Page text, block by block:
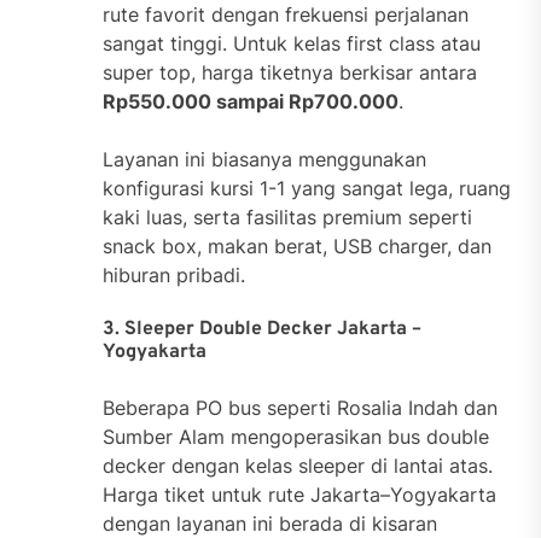
rute favorit dengan frekuensi perjalanan
sangat tinggi. Untuk kelas first class atau
super top, harga tiketnya berkisar antara
Rp550.000 sampai Rp700.000.
Layanan ini biasanya menggunakan
konfigurasi kursi 1-1 yang sangat lega, ruang
kaki luas, serta fasilitas premium seperti
snack box, makan berat, USB charger, dan
hiburan pribadi.
3. Sleeper Double Decker Jakarta –
Yogyakarta
Beberapa PO bus seperti Rosalia Indah dan
Sumber Alam mengoperasikan bus double
decker dengan kelas sleeper di lantai atas.
Harga tiket untuk rute Jakarta–Yogyakarta
dengan layanan ini berada di kisaran